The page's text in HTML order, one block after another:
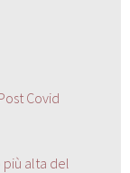
Covid
alta del